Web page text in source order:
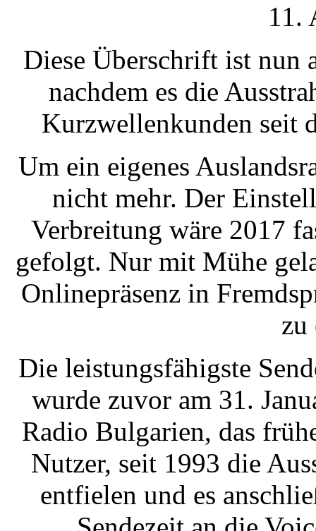
11.
Diese Überschrift ist nun
nachdem es die
Kurzwellenkunden seit
Um ein eigenes
nicht mehr. Der
Verbreitung wäre 2017
gefolgt. Nur mit Mühe
Onlinepräsenz in
zu
Die leistungsfähigste
wurde zuvor am 31.
Radio Bulgarien, das
Nutzer, seit 1993 die
entfielen und es